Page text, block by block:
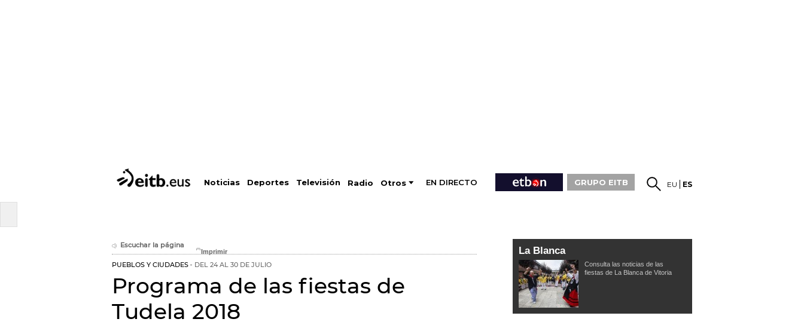
Noticias Deportes Televisión Radio Otros EN DIRECTO GRUPO EITB EU ES
Escuchar la página
PUEBLOS Y CIUDADES DEL 24 AL 30 DE JULIO
Programa de las fiestas de
Tudela 2018
La Blanca
Consulta las noticias de las
fiestas de La Blanca de Vitoria